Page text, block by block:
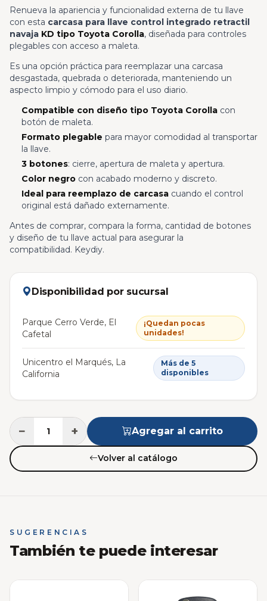
Renueva la apariencia y funcionalidad externa de tu llave
con esta carcasa para llave control integrado retractil
navaja KD tipo Toyota Corolla, diseñada para controles
plegables con acceso a maleta.
Es una opción práctica para reemplazar una carcasa
desgastada, quebrada o deteriorada, manteniendo un
aspecto limpio y cómodo para el uso diario.
Compatible con diseño tipo Toyota Corollacon
botón de maleta.
Formato plegable para mayor comodidad al transportar
la llave.
3 botones: cierre, apertura de maleta y apertura.
Color negrocon acabado moderno y discreto.
Ideal para reemplazo de carcasacuando el control
original está dañado externamente.
Antes de comprar, compara la forma, cantidad de botones
y diseño de tu llave actual para asegurar la
compatibilidad. Keydiy.
Disponibilidad por sucursal
Parque Cerro Verde, El
Cafetal
¡Quedan pocas
unidades!
Unicentro el Marqués, La
California
Más de 5
disponibles
− + Agregar al carrito
Volver al catálogo
SUGERENCIAS
También te puede interesar